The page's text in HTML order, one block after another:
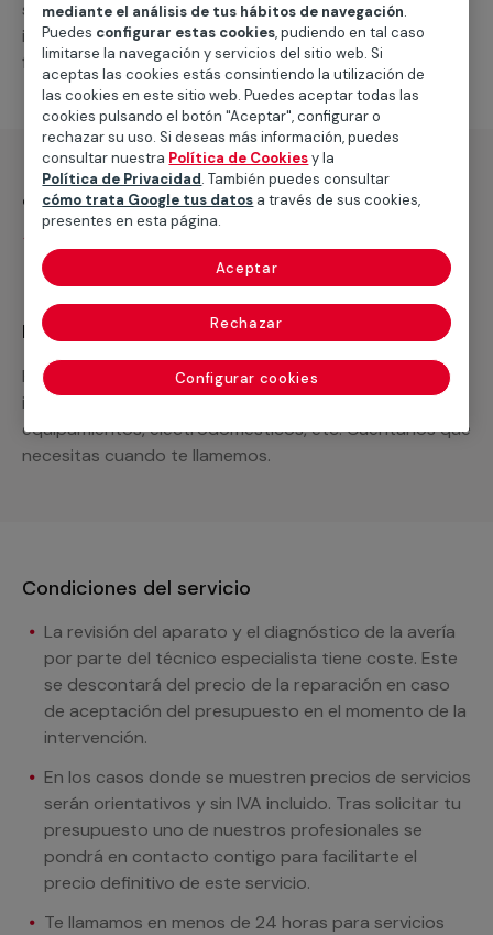
suministro de los materiales necesarios, las
intervenciones a realizar, o la mano de obra que hará
falta para completar tu proyecto.
¿Qué incluye?
Recuerda que en MULTIMAP
Podemos ofrecer cualquier servicio a medida
incluyendo todo lo que necesites: materiales,
equipamientos, electrodomésticos, etc. Cuéntanos que
necesitas cuando te llamemos.
Condiciones del servicio
La revisión del aparato y el diagnóstico de la avería
por parte del técnico especialista tiene coste. Este
se descontará del precio de la reparación en caso
de aceptación del presupuesto en el momento de la
intervención.
En los casos donde se muestren precios de servicios
serán orientativos y sin IVA incluido. Tras solicitar tu
presupuesto uno de nuestros profesionales se
pondrá en contacto contigo para facilitarte el
precio definitivo de este servicio.
Te llamamos en menos de 24 horas para servicios
mediante el análisis de tus hábitos de navegación.
Puedes configurar estas cookies, pudiendo en tal caso
limitarse la navegación y servicios del sitio web. Si
aceptas las cookies estás consintiendo la utilización de
las cookies en este sitio web. Puedes aceptar todas las
cookies pulsando el botón "Aceptar", configurar o
rechazar su uso. Si deseas más información, puedes
consultar nuestra Política de Cookiesy la
Política de Privacidad. También puedes consultar
cómo trata Google tus datos a través de sus cookies,
presentes en esta página.
Configurar cookies
Rechazar
Aceptar